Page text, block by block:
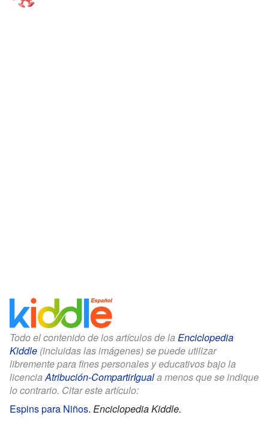
Todo el contenido de los artículos de la Enciclopedia
Kiddle (incluidas las imágenes) se puede utilizar
libremente para fines personales y educativos bajo la
licenciaAtribución-CompartirIguala menos que se indique
lo contrario. Citar este artículo:
Espins para Niños. Enciclopedia Kiddle.